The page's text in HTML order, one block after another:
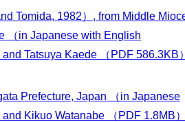
Tomida, 1982）, from Middle
（in Japanese with English
Tatsuya Kaede （PDF 586.3KB）
Prefecture, Japan （in Japanese
Kikuo Watanabe （PDF 1.8MB）